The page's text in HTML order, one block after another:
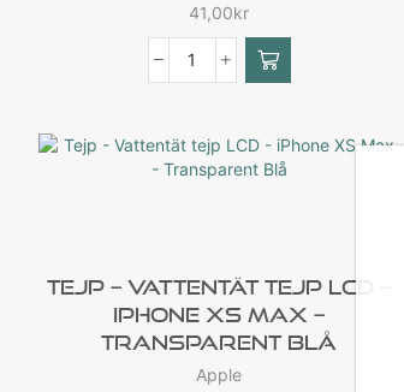
41,00kr
Tejp – Vattentät Tejp LCD –
IPhone XS Max –
Transparent Blå
Apple